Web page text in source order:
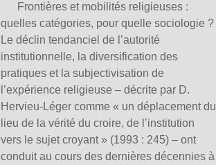
Frontières et mobilités religieuses :
quelles catégories, pour quelle sociologie ?
Le déclin tendanciel de l’autorité
institutionnelle, la diversification des
pratiques et la subjectivisation de
l’expérience religieuse – décrite par D.
Hervieu-Léger comme « un déplacement du
lieu de la vérité du croire, de l’institution
vers le sujet croyant » (1993 : 245) – ont
conduit au cours des dernières décennies à